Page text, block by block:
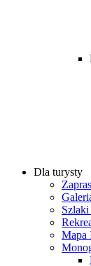
Dla turysty
Mapa